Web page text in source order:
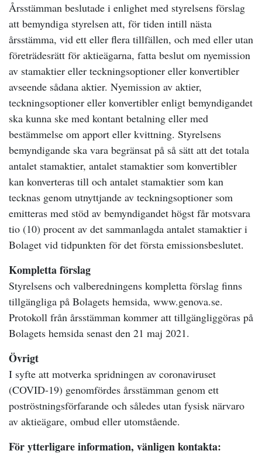
Årsstämman beslutade i enlighet med styrelsens förslag
att bemyndiga styrelsen att, för tiden intill nästa
årsstämma, vid ett eller flera tillfällen, och med eller utan
företrädesrätt för aktieägarna, fatta beslut om nyemission
av stamaktier eller teckningsoptioner eller konvertibler
avseende sådana aktier. Nyemission av aktier,
teckningsoptioner eller konvertibler enligt bemyndigandet
ska kunna ske med kontant betalning eller med
bestämmelse om apport eller kvittning. Styrelsens
bemyndigande ska vara begränsat på så sätt att det totala
antalet stamaktier, antalet stamaktier som konvertibler
kan konverteras till och antalet stamaktier som kan
tecknas genom utnyttjande av teckningsoptioner som
emitteras med stöd av bemyndigandet högst får motsvara
tio (10) procent av det sammanlagda antalet stamaktier i
Bolaget vid tidpunkten för det första emissionsbeslutet.
Kompletta förslag
Styrelsens och valberedningens kompletta förslag finns
tillgängliga på Bolagets hemsida, www.genova.se.
Protokoll från årsstämman kommer att tillgängliggöras på
Bolagets hemsida senast den 21 maj 2021.
Övrigt
I syfte att motverka spridningen av coronaviruset
(COVID-19) genomfördes årsstämman genom ett
poströstningsförfarande och således utan fysisk närvaro
av aktieägare, ombud eller utomstående.
För ytterligare information, vänligen kontakta: